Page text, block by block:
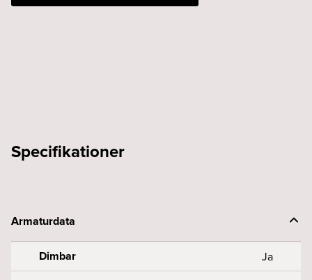
Specifikationer
Armaturdata
Dimbar Ja